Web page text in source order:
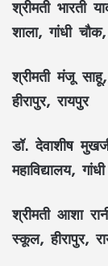
श्रीमती भारती
शाला, गांधी
श्रीमती मंजू
हीरापुर, रायपुर
डॉ. देवाशीष
महाविद्यालय,
श्रीमती आशा
स्कूल, हीरापुर,